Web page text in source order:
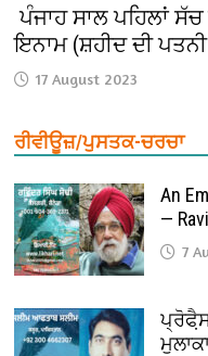
ਪੰਜਾਹ ਸਾਲ ਪਹਿਲਾਂ ਸੱਚ
ਇਨਾਮ (ਸ਼ਹੀਦ ਦੀ
17 August 2023
ਰੀਵੀਊਜ਼/ਪੁਸਤਕ-ਚਰਚਾ
An
—
7